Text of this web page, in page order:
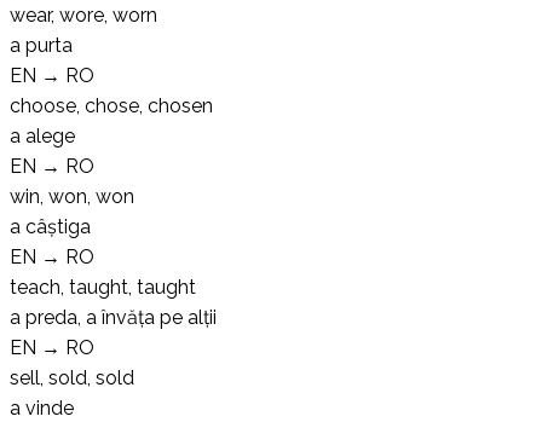
wear, wore, worn
a purta
EN → RO
choose, chose, chosen
a alege
EN → RO
win, won, won
a câștiga
EN → RO
teach, taught, taught
a preda, a învăța pe alții
EN → RO
sell, sold, sold
a vinde